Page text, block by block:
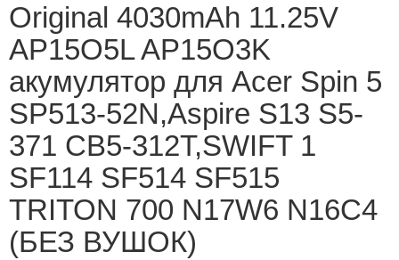
Original 4030mAh 11.25V
AP15O5L AP15O3K
акумулятор для Acer Spin 5
SP513-52N,Aspire S13 S5-
371 CB5-312T,SWIFT 1
SF114 SF514 SF515
TRITON 700 N17W6 N16C4
(БЕЗ ВУШОК)